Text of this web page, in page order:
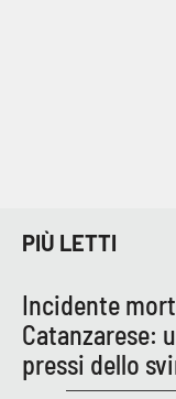
PIÙ LETTI
Incidente
Catanzarese:
pressi dello